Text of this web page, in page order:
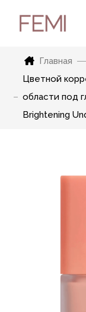
Главная
Цветной
области под
Brightening